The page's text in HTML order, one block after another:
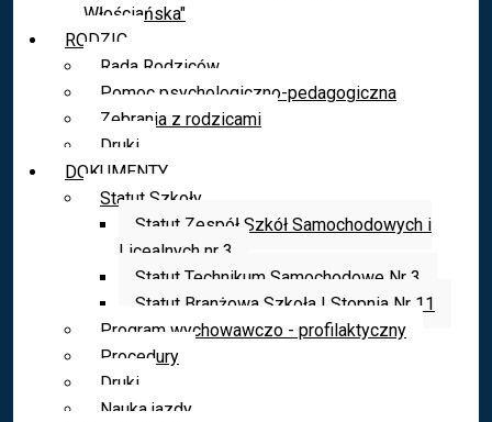
Włościańska"
RODZIC
Rada Rodziców
Pomoc psychologiczno-pedagogiczna
Zebrania z rodzicami
Druki
DOKUMENTY
Statut Szkoły
Statut Zespół Szkół Samochodowych i
Licealnych nr 3
Statut Technikum Samochodowe Nr 3
Statut Branżowa Szkoła I Stopnia Nr 11
Program wychowawczo - profilaktyczny
Procedury
Druki
Nauka jazdy